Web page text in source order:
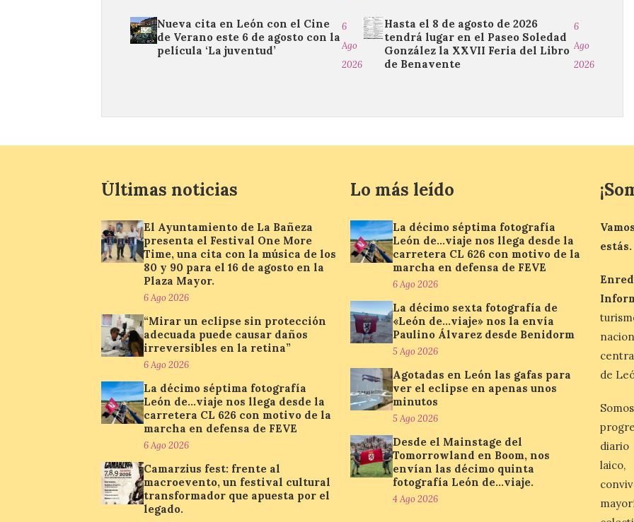
Nueva cita en León con el Cine
de Verano este 6 de agosto con la
película ‘La juventud’
6
Ago
2026
Hasta el 8 de agosto de 2026
tendrá lugar en el Paseo Soledad
González la XXVII Feria del Libro
de Benavente
6
Ago
2026
Últimas noticias
El Ayuntamiento de La Bañeza
presenta el Festival One More
Time, una cita con la música de los
80 y 90 para el 16 de agosto en la
Plaza Mayor.
6 Ago 2026
“Mirar un eclipse sin protección
adecuada puede causar daños
irreversibles en la retina”
6 Ago 2026
La décimo séptima fotografía
León de…viaje nos llega desde la
carretera CL 626 con motivo de la
marcha en defensa de FEVE
6 Ago 2026
Camarzius fest: frente al
macroevento, un festival cultural
transformador que apuesta por el
legado.
Lo más leído
La décimo séptima fotografía
León de…viaje nos llega desde la
carretera CL 626 con motivo de la
marcha en defensa de FEVE
6 Ago 2026
La décimo sexta fotografía de
«León de…viaje» nos la envía
Paulino Álvarez desde Benidorm
5 Ago 2026
Agotadas en León las gafas para
ver el eclipse en apenas unos
minutos
5 Ago 2026
Desde el Mainstage del
Tomorrowland en Boom, nos
envían las décimo quinta
fotografía León de…viaje.
4 Ago 2026
estás.
de
diario